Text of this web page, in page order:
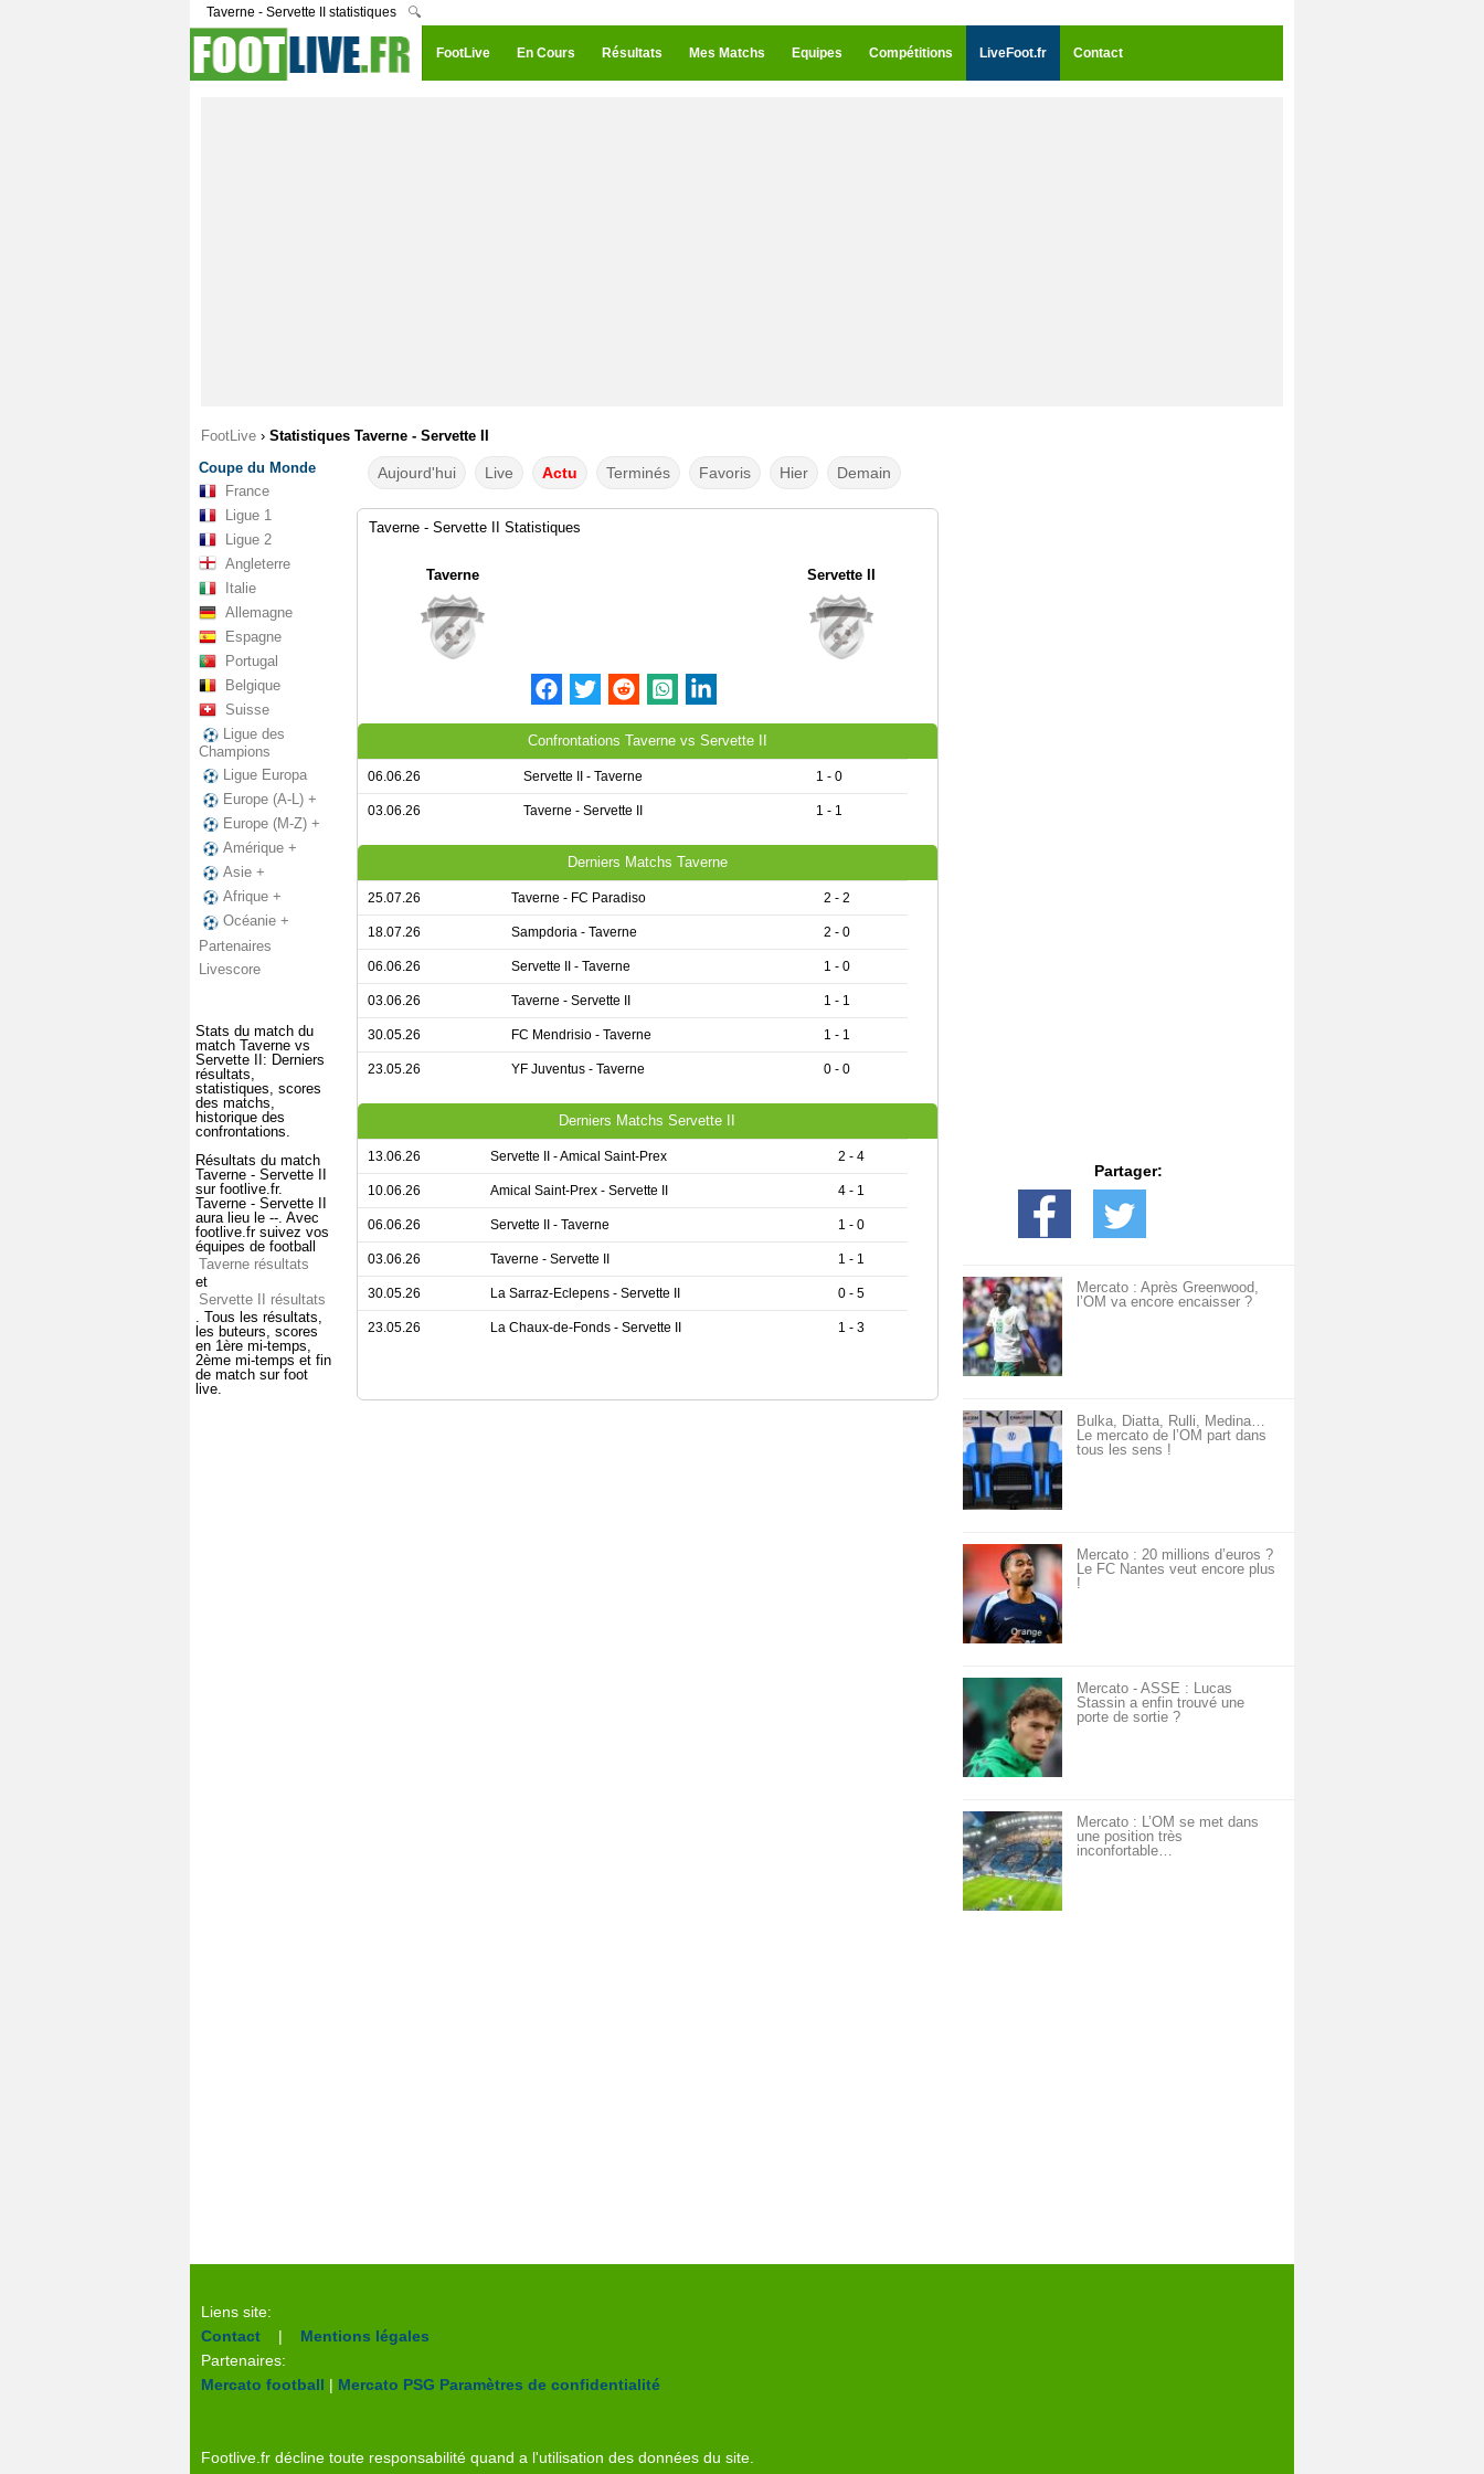
Taverne - Servette II statistiques 🔍
FootLive En Cours Résultats Mes Matchs Equipes Compétitions LiveFoot.fr Contact
FootLive › Statistiques Taverne - Servette II
Coupe du Monde
France
Ligue 1
Ligue 2
Angleterre
Italie
Allemagne
Espagne
Portugal
Belgique
Suisse
Ligue des
Champions
Ligue Europa
Europe (A-L) +
Europe (M-Z) +
Amérique +
Asie +
Afrique +
Océanie +
Partenaires
Livescore
Stats du match du
match Taverne vs
Servette II: Derniers
résultats,
statistiques, scores
des matchs,
historique des
confrontations.
Résultats du match
Taverne - Servette II
sur footlive.fr.
Taverne - Servette II
aura lieu le --. Avec
footlive.fr suivez vos
équipes de football
Taverne résultats
et
Servette II résultats
. Tous les résultats,
les buteurs, scores
en 1ère mi-temps,
2ème mi-temps et fin
de match sur foot
live.
Aujourd'hui Live Actu Terminés Favoris Hier Demain
Taverne - Servette II Statistiques
Taverne Servette II
Confrontations Taverne vs Servette II
06.06.26 Servette II - Taverne 1 - 0
03.06.26 Taverne - Servette II 1 - 1
Derniers Matchs Taverne
25.07.26 Taverne - FC Paradiso 2 - 2
18.07.26 Sampdoria - Taverne 2 - 0
06.06.26 Servette II - Taverne 1 - 0
03.06.26 Taverne - Servette II 1 - 1
30.05.26 FC Mendrisio - Taverne 1 - 1
23.05.26 YF Juventus - Taverne 0 - 0
Derniers Matchs Servette II
13.06.26 Servette II - Amical Saint-Prex 2 - 4
10.06.26 Amical Saint-Prex - Servette II 4 - 1
06.06.26 Servette II - Taverne 1 - 0
03.06.26 Taverne - Servette II 1 - 1
30.05.26 La Sarraz-Eclepens - Servette II 0 - 5
23.05.26 La Chaux-de-Fonds - Servette II 1 - 3
Partager:
Mercato : Après Greenwood,
l’OM va encore encaisser ?
Bulka, Diatta, Rulli, Medina…
Le mercato de l’OM part dans
tous les sens !
Mercato : 20 millions d’euros ?
Le FC Nantes veut encore plus
!
Mercato - ASSE : Lucas
Stassin a enfin trouvé une
porte de sortie ?
Mercato : L’OM se met dans
une position très
inconfortable…
Liens site:
Contact | Mentions légales
Partenaires:
Mercato football | Mercato PSG Paramètres de confidentialité
Footlive.fr décline toute responsabilité quand a l'utilisation des données du site.